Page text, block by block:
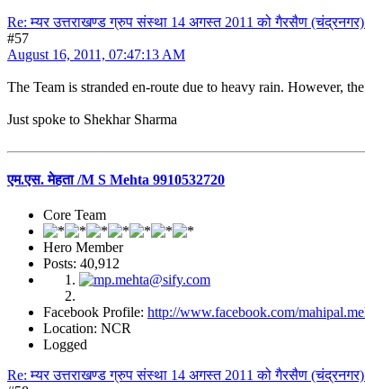
Re: म्यर उत्तराखण्ड ग्रुप संस्था 14 अगस्त 2011 को गैरसैण (चंद्रनगर)
#57
August 16, 2011, 07:47:13 AM
The Team is stranded en-route due to heavy rain. However,
Just spoke to Shekhar Sharma
एम.एस. मेहता /M S Mehta 9910532720
Core Team
Hero Member
Posts: 40,912
Facebook Profile: http://www.facebook.com/
Location: NCR
Logged
Re: म्यर उत्तराखण्ड ग्रुप संस्था 14 अगस्त 2011 को गैरसैण (चंद्रनगर)